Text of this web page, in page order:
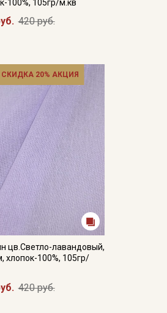
100%, 105гр/м.кв
420 руб.
СКИДКА 20% АКЦИЯ
цв.Светло-лавандовый,
хлопок-100%, 105гр/
420 руб.